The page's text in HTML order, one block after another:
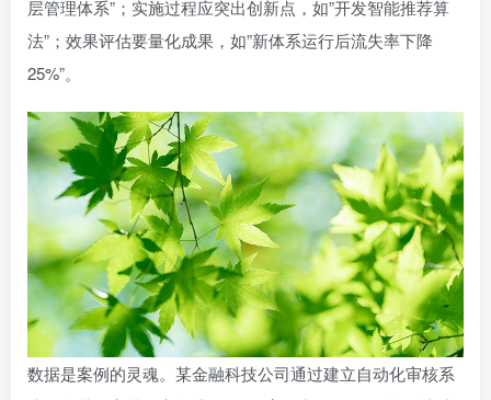
层管理体系”；实施过程应突出创新点，如”开发智能推荐算
法”；效果评估要量化成果，如”新体系运行后流失率下降
25%”。
数据是案例的灵魂。某金融科技公司通过建立自动化审核系